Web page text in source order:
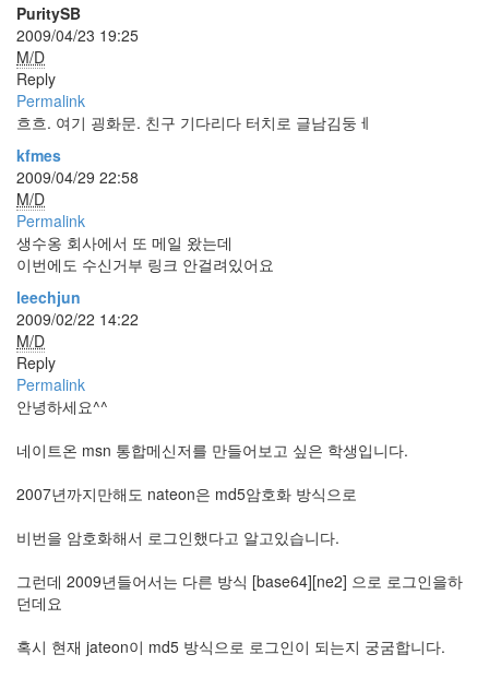
PuritySB
2009/04/23 19:25
M/D
Reply
Permalink
흐흐. 여기 굉화문. 친구 기다리다 터치로 글남김둥ㅔ
kfmes
2009/04/29 22:58
M/D
Permalink
생수옹 회사에서 또 메일 왔는데
이번에도 수신거부 링크 안걸려있어요
leechjun
2009/02/22 14:22
M/D
Reply
Permalink
안녕하세요^^
네이트온 msn 통합메신저를 만들어보고 싶은 학생입니다.
2007년까지만해도 nateon은 md5암호화 방식으로
비번을 암호화해서 로그인했다고 알고있습니다.
그런데 2009년들어서는 다른 방식 [base64][ne2] 으로 로그인을하
던데요
혹시 현재 jateon이 md5 방식으로 로그인이 되는지 궁굼합니다.
Swing
Release
SWT
화
이
트
보
드
자
바
pspsdk
차
데
모
아
답
터
Notices
Find!
전